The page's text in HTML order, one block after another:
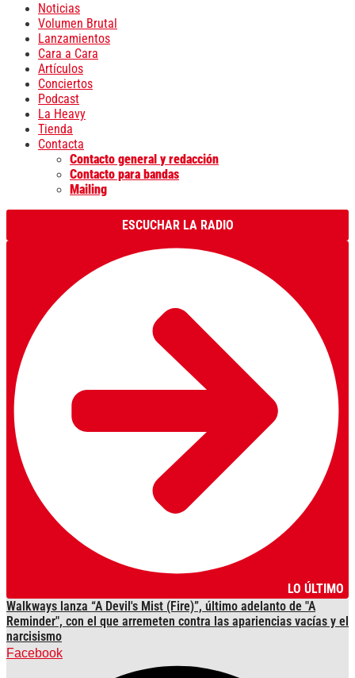
Noticias
Volumen Brutal
Lanzamientos
Cara a Cara
Artículos
Conciertos
Podcast
La Heavy
Tienda
Contacta
Contacto general y redacción
Contacto para bandas
Mailing
ESCUCHAR LA RADIO
LO ÚLTIMO
Walkways lanza “A Devil's Mist (Fire)”, último adelanto de "A
Reminder", con el que arremeten contra las apariencias vacías y el
narcisismo
Facebook